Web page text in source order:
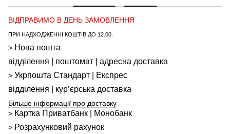
ВІДПРАВИМО В ДЕНЬ ЗАМОВЛЕННЯ
ПРИ НАДХОДЖЕННІ КОШТІВ ДО 12.00.
> Нова пошта
відділення | поштомат | адресна доставка
> Укрпошта Стандарт
| Експрес
відділення | кур’єрська доставка
Більше інформації про доставку
> Картка Приватбанк | Монобанк
> Розрахунковий рахунок